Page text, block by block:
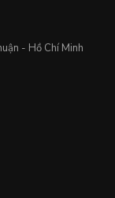
- Hồ Chí Minh